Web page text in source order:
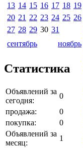
13 14 15 16 17 18 19
20 21 22 23 24 25 26
27 28 29 30 31
сентябрь
ноябрь
Статистика
Объявлений за
сегодня:
0
продажа:
0
покупка:
0
Объявлений за
месяц:
1